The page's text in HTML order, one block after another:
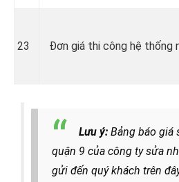
23 Đơn giá thi công hệ thống
Lưu ý: Bảng báo giá
quận 9 của công ty sửa
gửi đến quý khách trên